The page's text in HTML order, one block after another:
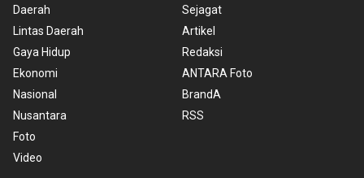
Daerah
Lintas Daerah
Gaya Hidup
Ekonomi
Nasional
Nusantara
Foto
Video
Sejagat
Artikel
Redaksi
ANTARA Foto
BrandA
RSS